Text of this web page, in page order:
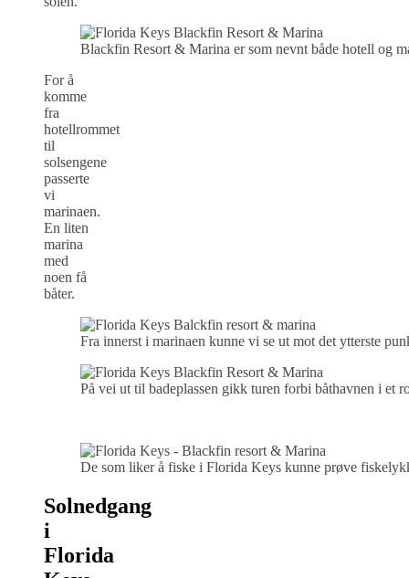
Blackfin Resort & Marina er som nevnt både hotell og
For å
komme
fra
hotellrommet
til
solsengene
passerte
vi
marinaen.
En liten
marina
med
noen få
båter.
Fra innerst i marinaen kunne vi se ut mot det ytterste
På vei ut til badeplassen gikk turen forbi båthavnen i et
De som liker å fiske i Florida Keys kunne prøve
Solnedgang
i
Florida